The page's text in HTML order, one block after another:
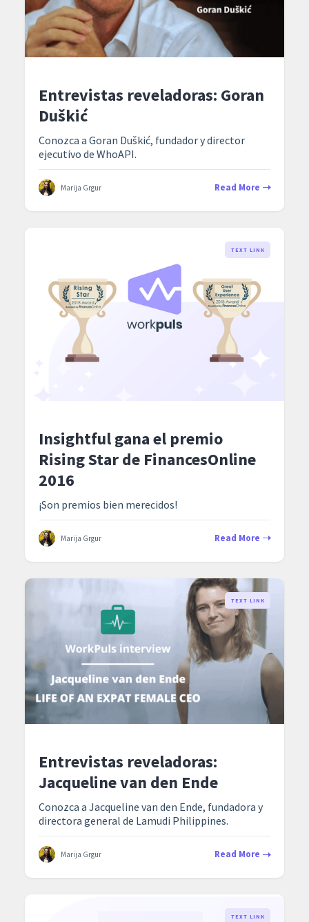
Entrevistas reveladoras: Goran
Duškić
Conozca a Goran Duškić, fundador y director
ejecutivo de WhoAPI.
Marija Grgur Read More
TEXT LINK
Insightful gana el premio
Rising Star de FinancesOnline
2016
¡Son premios bien merecidos!
Marija Grgur Read More
TEXT LINK
Entrevistas reveladoras:
Jacqueline van den Ende
Conozca a Jacqueline van den Ende, fundadora y
directora general de Lamudi Philippines.
Marija Grgur Read More
TEXT LINK